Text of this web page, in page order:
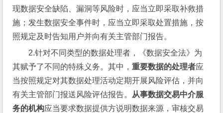
现数据安全缺陷、漏洞等风险时，应当立即采取补救措
施；发生数据安全事件时，应当立即采取处置措施，按
照规定及时告知用户并向有关主管部门报告。
2.针对不同类型的数据处理者，《数据安全法》为
其赋予了不同的特殊义务。其中，重要数据的处理者应
当按照规定对其数据处理活动定期开展风险评估，并向
有关主管部门报送风险评估报告。 从事数据交易中介服
务的机构应当要求数据提供方说明数据来源，审核交易